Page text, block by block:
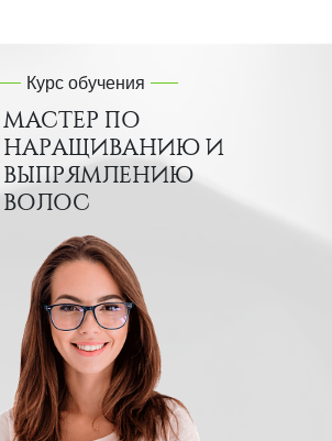
Курс обучения
МАСТЕР ПО
НАРАЩИВАНИЮ И
ВЫПРЯМЛЕНИЮ
ВОЛОС